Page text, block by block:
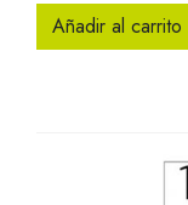
Añadir al carrito